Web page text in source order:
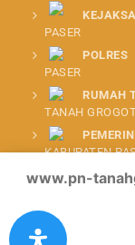
PASER
POLRES
PASER
RUMAH
TANAH
KABUPATEN
www.pn-